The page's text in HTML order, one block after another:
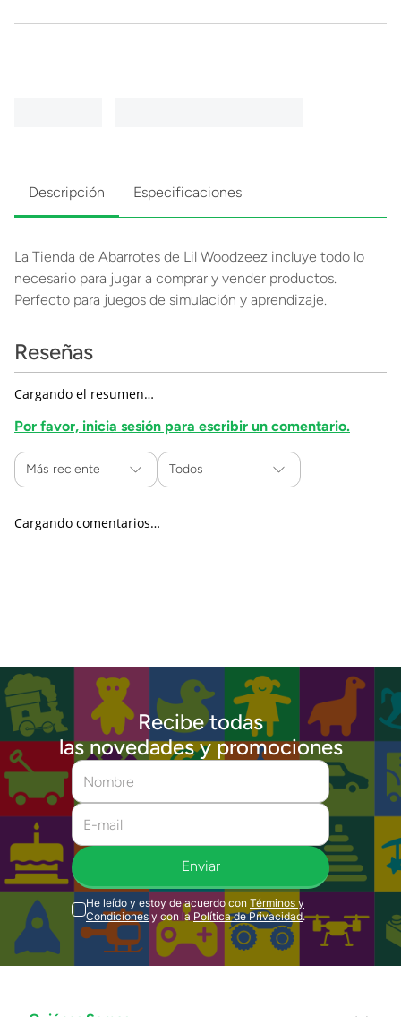
Descripción Especificaciones
La Tienda de Abarrotes de Lil Woodzeez incluye todo lo
necesario para jugar a comprar y vender productos.
Perfecto para juegos de simulación y aprendizaje.
Reseñas
Cargando el resumen…
Por favor, inicia sesión para escribir un comentario.
Más reciente Todos
Cargando comentarios…
Recibe todas
las novedades y promociones
Enviar
He leído y estoy de acuerdo con Términos y
Condiciones y con la Política de Privacidad.